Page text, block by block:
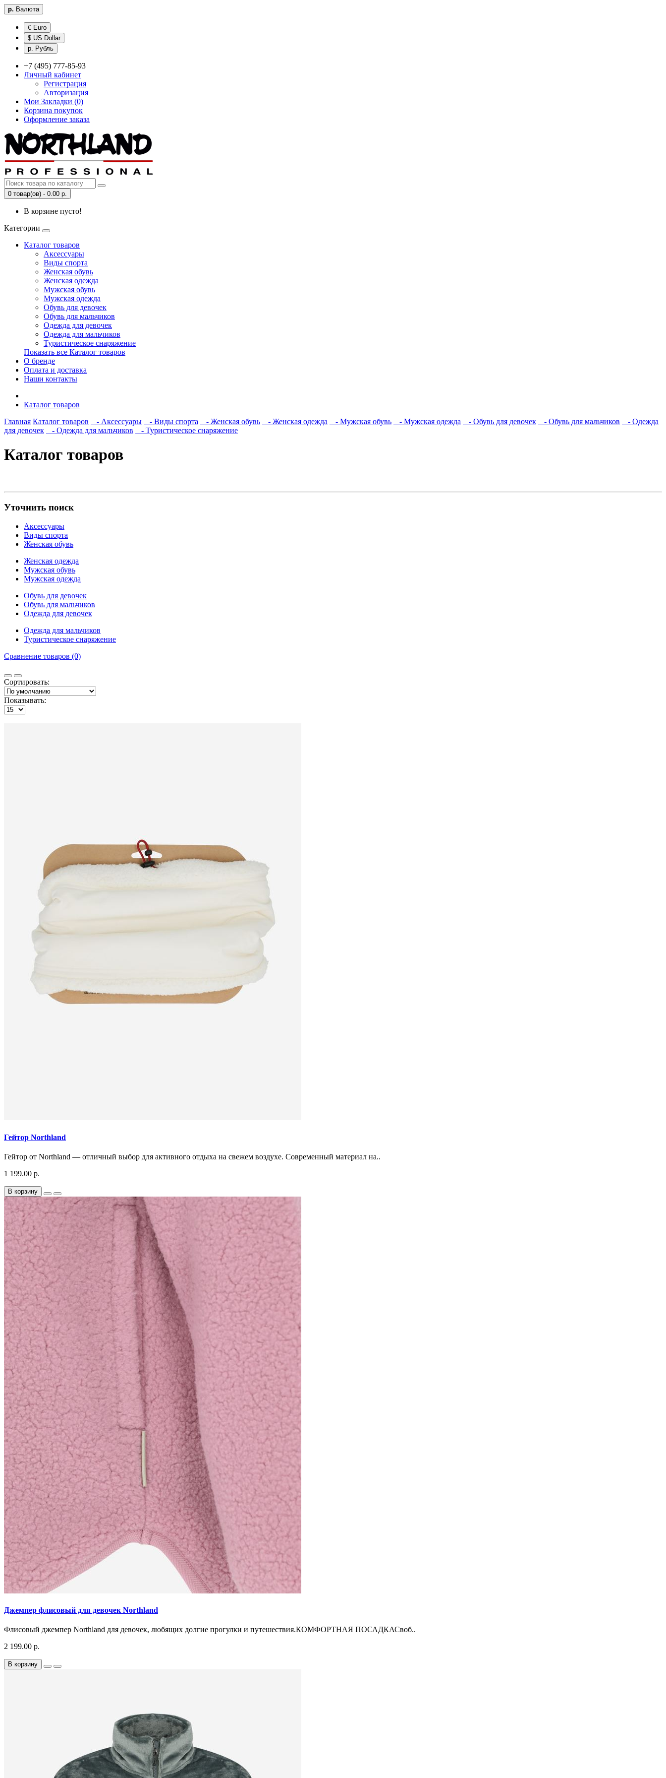
р. Валюта
€ Euro
$ US Dollar
р. Рубль
+7 (495) 777-85-93
Личный кабинет
Регистрация
Авторизация
Мои Закладки (0)
Корзина покупок
Оформление заказа
0 товар(ов) - 0.00 р.
В корзине пусто!
Категории
Каталог товаров
Аксессуары
Виды спорта
Женская обувь
Женская одежда
Мужская обувь
Мужская одежда
Обувь для девочек
Обувь для мальчиков
Одежда для девочек
Одежда для мальчиков
Туристическое снаряжение
Показать все Каталог товаров
О бренде
Оплата и доставка
Наши контакты
Каталог товаров
Главная Каталог товаров - Аксессуары - Виды спорта - Женская обувь - Женская одежда - Мужская обувь - Мужская одежда - Обувь для девочек - Обувь для мальчиков
- Одежда
для девочек
- Одежда для мальчиков - Туристическое снаряжение
Каталог товаров
Уточнить поиск
Аксессуары
Виды спорта
Женская обувь
Женская одежда
Мужская обувь
Мужская одежда
Обувь для девочек
Обувь для мальчиков
Одежда для девочек
Одежда для мальчиков
Туристическое снаряжение
Сравнение товаров (0)
Сортировать:
Показывать:
Гейтор Northland
Гейтор от Northland — отличный выбор для активного отдыха на свежем воздухе. Современный материал на..
1 199.00 р.
В корзину
Джемпер флисовый для девочек Northland
Флисовый джемпер Northland для девочек, любящих долгие прогулки и путешествия.КОМФОРТНАЯ ПОСАДКАСвоб..
2 199.00 р.
В корзину